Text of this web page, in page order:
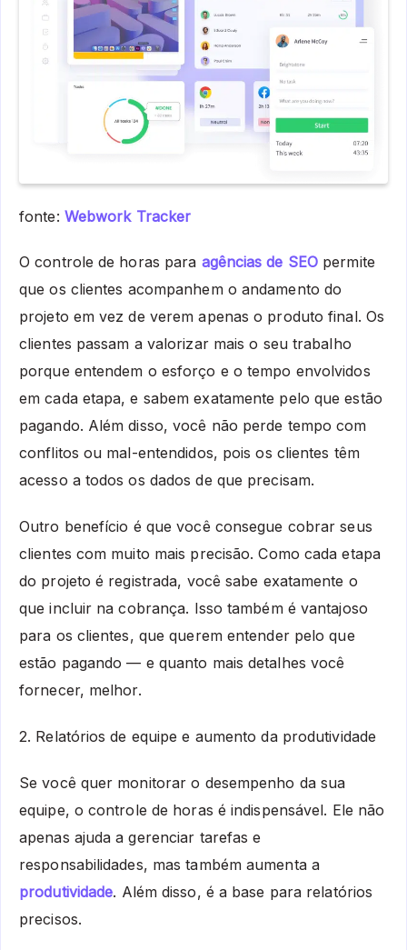
fonte: Webwork Tracker
O controle de horas para agências de SEO permite
que os clientes acompanhem o andamento do
projeto em vez de verem apenas o produto final. Os
clientes passam a valorizar mais o seu trabalho
porque entendem o esforço e o tempo envolvidos
em cada etapa, e sabem exatamente pelo que estão
pagando. Além disso, você não perde tempo com
conflitos ou mal-entendidos, pois os clientes têm
acesso a todos os dados de que precisam.
Outro benefício é que você consegue cobrar seus
clientes com muito mais precisão. Como cada etapa
do projeto é registrada, você sabe exatamente o
que incluir na cobrança. Isso também é vantajoso
para os clientes, que querem entender pelo que
estão pagando — e quanto mais detalhes você
fornecer, melhor.
2. Relatórios de equipe e aumento da produtividade
Se você quer monitorar o desempenho da sua
equipe, o controle de horas é indispensável. Ele não
apenas ajuda a gerenciar tarefas e
responsabilidades, mas também aumenta a
produtividade. Além disso, é a base para relatórios
precisos.